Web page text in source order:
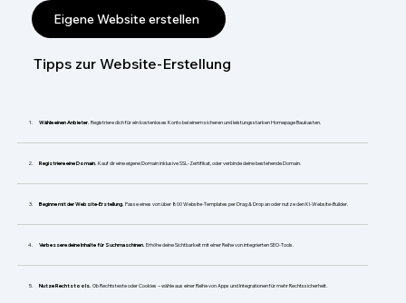
Eigene Website erstellen
Tipps zur Website-Erstellung
Wähle einen Anbieter. Registriere dich für ein kostenloses Konto bei einem sicheren und leistungsstarken Homepage Baukasten.
Registriere eine Domain. Kauf dir eine eigene Domain inklusive SSL-Zertifikat, oder verbinde deine bestehende Domain.
Beginne mit der Website-Erstellung. Passe eines von über 800 Website-Templates per Drag & Drop an oder nutze den KI-Website-Builder.
​Verbessere deine Inhalte für Suchmaschinen. Erhöhe deine Sichtbarkeit mit einer Reihe von integrierten SEO-Tools.
Nutze Rechtstools. Ob Rechtstexte oder Cookies – wähle aus einer Reihe von Apps und Integrationen für mehr Rechtssicherheit.